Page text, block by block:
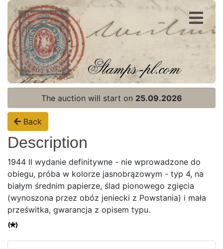
Register
Login
Home page
The auction will start on 25.09.2026
Back
Description
1944 II wydanie definitywne - nie wprowadzone do
obiegu, próba w kolorze jasnobrązowym - typ 4, na
białym średnim papierze, ślad pionowego zgięcia
(wynoszona przez obóz jeniecki z Powstania) i mała
prześwitka, gwarancja z opisem typu.